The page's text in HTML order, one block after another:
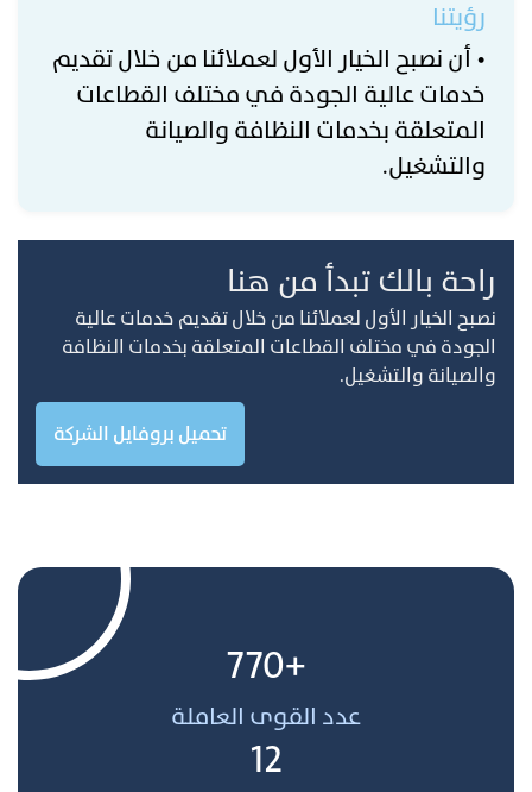
رؤيتنا
• أن نصبح الخيار الأول لعملائنا من خلال تقديم
خدمات عالية الجودة في مختلف القطاعات
المتعلقة بخدمات النظافة والصيانة
والتشغيل.
راحة بالك تبدأ من هنا
نصبح الخيار الأول لعملائنا من خلال تقديم خدمات عالية
الجودة في مختلف القطاعات المتعلقة بخدمات النظافة
والصيانة والتشغيل.
تحميل بروفايل الشركة
+770
عدد القوى العاملة
12